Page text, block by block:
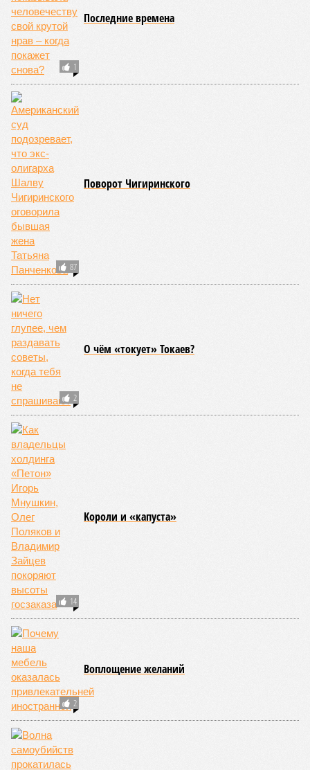
1
Последние времена
87
Поворот Чигиринского
2
О чём «токует» Токаев?
14
Kороли и «капуста»
2
Воплощение желаний